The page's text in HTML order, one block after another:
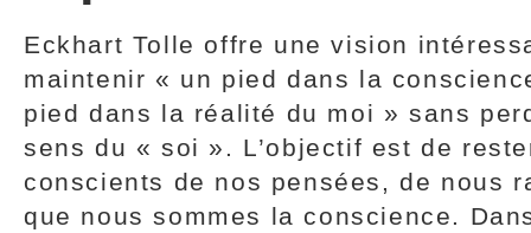
Eckhart Tolle offre une vision
maintenir « un pied dans la
pied dans la réalité du moi » sans
sens du « soi ». L’objectif est de
conscients de nos pensées, de nous
que nous sommes la conscience.